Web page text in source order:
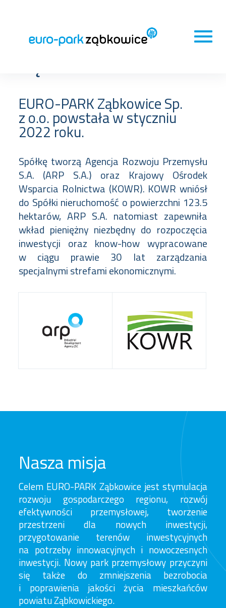
O EURO-PARK
Ząbkowice
EURO-PARK Ząbkowice Sp.
z o.o. powstała w styczniu
2022 roku.
Spółkę tworzą Agencja Rozwoju Przemysłu
S.A. (ARP S.A.) oraz Krajowy Ośrodek
Wsparcia Rolnictwa (KOWR). KOWR wniósł
do Spółki nieruchomość o powierzchni 123.5
hektarów, ARP S.A. natomiast zapewniła
wkład pieniężny niezbędny do rozpoczęcia
inwestycji oraz know-how wypracowane
w ciągu prawie 30 lat zarządzania
specjalnymi strefami ekonomicznymi.
Nasza misja
Celem EURO-PARK Ząbkowice jest stymulacja
rozwoju gospodarczego regionu, rozwój
efektywności przemysłowej, tworzenie
przestrzeni dla nowych inwestycji,
przygotowanie terenów inwestycyjnych
na potrzeby innowacyjnych i nowoczesnych
inwestycji. Nowy park przemysłowy przyczyni
się także do zmniejszenia bezrobocia
i poprawienia jakości życia mieszkańców
powiatu Ząbkowickiego.